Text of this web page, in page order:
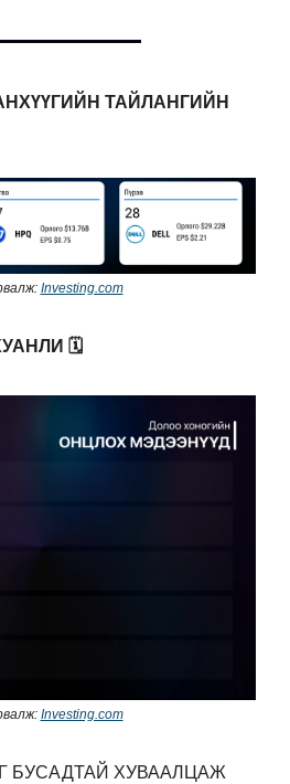
ТАЙЛАНГИЙН
Investing.com
🗓️
Investing.com
БУСАДТАЙ ХУВААЛЦАЖ